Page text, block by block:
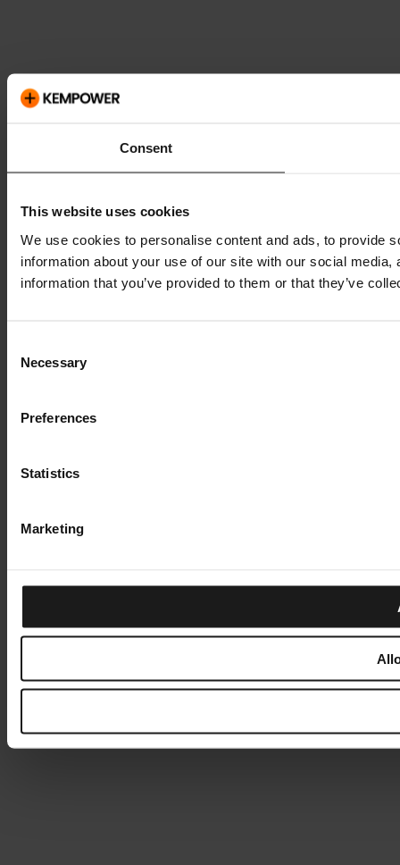
Consent
This website uses cookies
We use cookies to personalise content and ads, to provide
information about your use of our site with our social
information that you’ve provided to them or that they’ve
Selection
Necessary
Preferences
Statistics
Marketing